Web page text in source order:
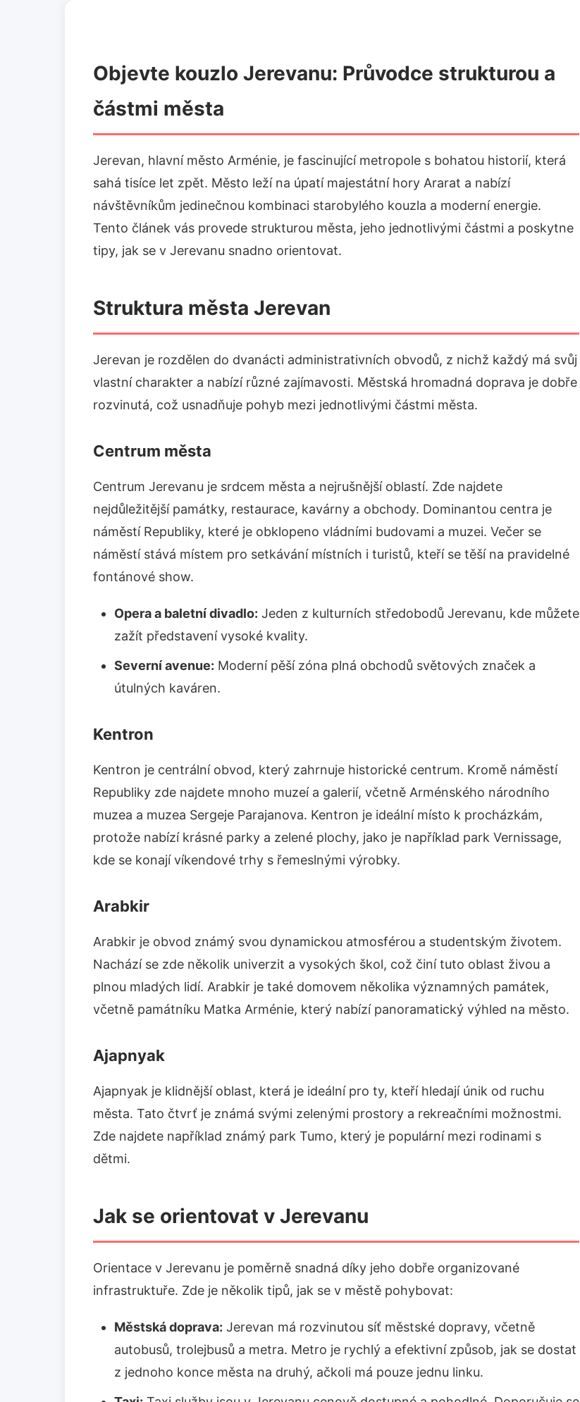
Objevte kouzlo Jerevanu: Průvodce strukturou a
částmi města
Jerevan, hlavní město Arménie, je fascinující metropole s bohatou historií, která
sahá tisíce let zpět. Město leží na úpatí majestátní hory Ararat a nabízí
návštěvníkům jedinečnou kombinaci starobylého kouzla a moderní energie.
Tento článek vás provede strukturou města, jeho jednotlivými částmi a poskytne
tipy, jak se v Jerevanu snadno orientovat.
Struktura města Jerevan
Jerevan je rozdělen do dvanácti administrativních obvodů, z nichž každý má svůj
vlastní charakter a nabízí různé zajímavosti. Městská hromadná doprava je dobře
rozvinutá, což usnadňuje pohyb mezi jednotlivými částmi města.
Centrum města
Centrum Jerevanu je srdcem města a nejrušnější oblastí. Zde najdete
nejdůležitější památky, restaurace, kavárny a obchody. Dominantou centra je
náměstí Republiky, které je obklopeno vládními budovami a muzei. Večer se
náměstí stává místem pro setkávání místních i turistů, kteří se těší na pravidelné
fontánové show.
Opera a baletní divadlo: Jeden z kulturních středobodů Jerevanu, kde můžete
zažít představení vysoké kvality.
Severní avenue: Moderní pěší zóna plná obchodů světových značek a
útulných kaváren.
Kentron
Kentron je centrální obvod, který zahrnuje historické centrum. Kromě náměstí
Republiky zde najdete mnoho muzeí a galerií, včetně Arménského národního
muzea a muzea Sergeje Parajanova. Kentron je ideální místo k procházkám,
protože nabízí krásné parky a zelené plochy, jako je například park Vernissage,
kde se konají víkendové trhy s řemeslnými výrobky.
Arabkir
Arabkir je obvod známý svou dynamickou atmosférou a studentským životem.
Nachází se zde několik univerzit a vysokých škol, což činí tuto oblast živou a
plnou mladých lidí. Arabkir je také domovem několika významných památek,
včetně památníku Matka Arménie, který nabízí panoramatický výhled na město.
Ajapnyak
Ajapnyak je klidnější oblast, která je ideální pro ty, kteří hledají únik od ruchu
města. Tato čtvrť je známá svými zelenými prostory a rekreačními možnostmi.
Zde najdete například známý park Tumo, který je populární mezi rodinami s
dětmi.
Jak se orientovat v Jerevanu
Orientace v Jerevanu je poměrně snadná díky jeho dobře organizované
infrastruktuře. Zde je několik tipů, jak se v městě pohybovat:
Městská doprava: Jerevan má rozvinutou síť městské dopravy, včetně
autobusů, trolejbusů a metra. Metro je rychlý a efektivní způsob, jak se dostat
z jednoho konce města na druhý, ačkoli má pouze jednu linku.